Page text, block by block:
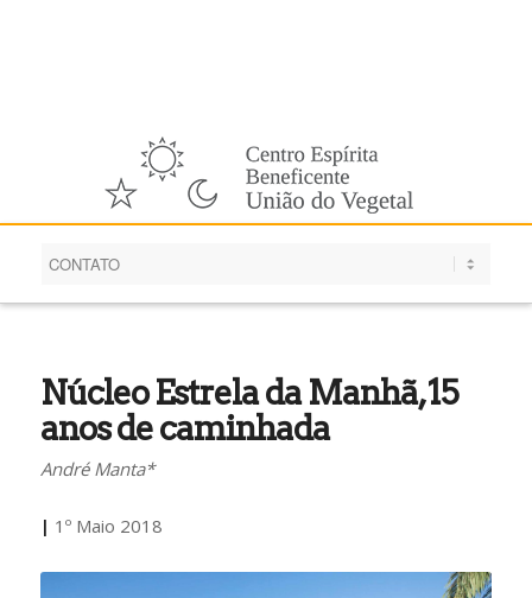
Núcleo Estrela da Manhã, 15
anos de caminhada
André Manta*
| 1º Maio 2018